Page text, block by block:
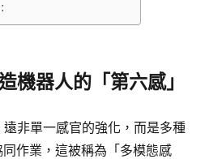
機器人的「第六感」
非單一感官的強化，而是多種
作業，這被稱為「多模態感